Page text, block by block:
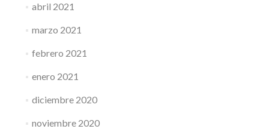
abril 2021
marzo 2021
febrero 2021
enero 2021
diciembre 2020
noviembre 2020